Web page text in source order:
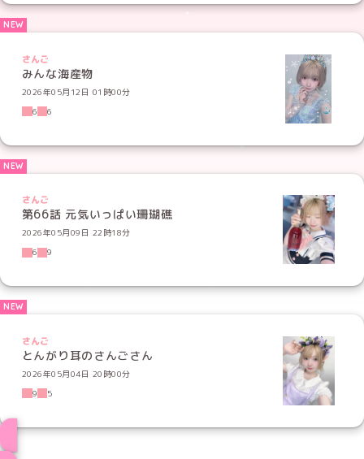
さんご
みんな海産物
2026年05月12日 01時00分
6
6
さんご
第66話 元気いっぱい珊瑚礁
2026年05月09日 22時18分
6
9
さんご
とんがり耳のさんごさん
2026年05月04日 20時00分
9
5